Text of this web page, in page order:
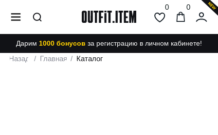
Назад Главная
/ Каталог
/